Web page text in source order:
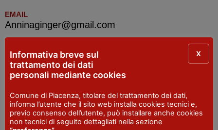
EMAIL
Anninaginger@gmail.com
IAT R Piacenza
Piazza Cavalli, 7 - Piacenza
SITO WEB
visitpiacenza.it/piacenza/
Informativa breve sul
trattamento dei dati
personali mediante cookies
Comune di Piacenza, titolare del trattamento dei dati,
informa l’utente che il sito web installa cookies tecnici e,
previo consenso dell’utente, può installare anche cookies
non tecnici di seguito dettagliati nella sezione
X